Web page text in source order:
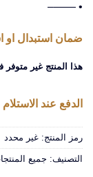
• ——–
ضمان استبدال او استرجاع خلال
هذا المنتج غير متوفر
الدفع عند
رمز المنتج: غير محدد
التصنيف: جميع